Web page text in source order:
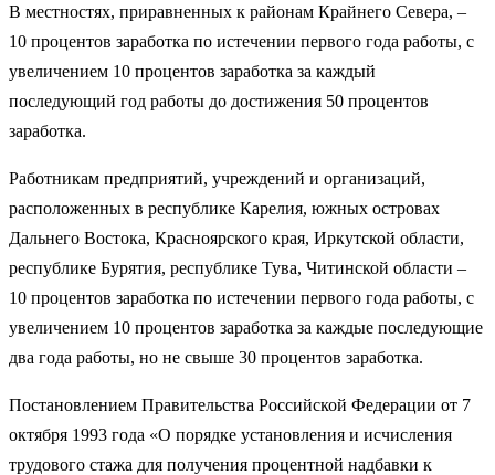
В местностях, приравненных к районам Крайнего Севера, –
10 процентов заработка по истечении первого года работы, с
увеличением 10 процентов заработка за каждый
последующий год работы до достижения 50 процентов
заработка.
Работникам предприятий, учреждений и организаций,
расположенных в республике Карелия, южных островах
Дальнего Востока, Красноярского края, Иркутской области,
республике Бурятия, республике Тува, Читинской области –
10 процентов заработка по истечении первого года работы, с
увеличением 10 процентов заработка за каждые последующие
два года работы, но не свыше 30 процентов заработка.
Постановлением Правительства Российской Федерации от 7
октября 1993 года «О порядке установления и исчисления
трудового стажа для получения процентной надбавки к